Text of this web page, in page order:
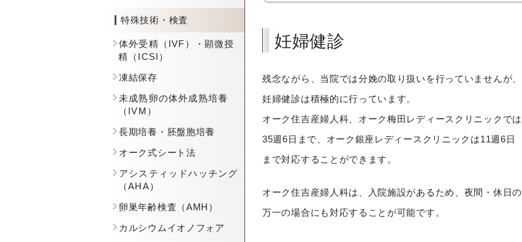
妊婦健診
残念ながら、当院では分娩の取り扱いを行っていませんが、
妊婦健診は積極的に行っています。
オーク住吉産婦人科、オーク梅田レディースクリニックでは
35週6日まで、オーク銀座レディースクリニックは11週6日
まで対応することができます。
オーク住吉産婦人科は、入院施設があるため、夜間・休日の
万一の場合にも対応することが可能です。
特殊技術・検査
体外受精（IVF）・顕微授
精（ICSI）
凍結保存
未成熟卵の体外成熟培養
（IVM）
長期培養・胚盤胞培養
オーク式シート法
アシスティッドハッチング
（AHA）
卵巣年齢検査（AMH）
カルシウムイオノフォア